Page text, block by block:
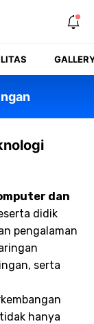
dan
didik
pengalaman
serta
hanya